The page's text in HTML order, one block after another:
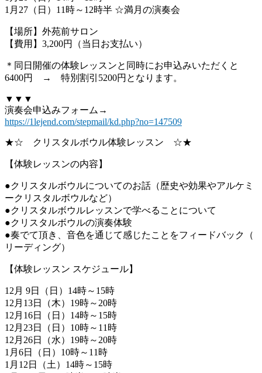
1月27（日）11時～12時半 ☆満月の演奏会
【場所】外苑前サロン
【費用】3,200円（当日お支払い）
＊同日開催の体験レッスンと同時にお申込みいただくと
6400円 → 特別割引5200円となります。
▼▼▼
演奏会申込みフォーム→
https://1lejend.com/stepmail/kd.php?no=147509
★☆ クリスタルボウル体験レッスン ☆★
【体験レッスンの内容】
●クリスタルボウルについてのお話（歴史や効果やアルケミ
ークリスタルボウルなど）
●クリスタルボウルレッスンで学べることについて
●クリスタルボウルの演奏体験
●奏でて頂き、音色を通じて感じたことをフィードバック（
リーディング）
【体験レッスン スケジュール】
12月 9日（日）14時～15時
12月13日（木）19時～20時
12月16日（日）14時～15時
12月23日（日）10時～11時
12月26日（水）19時～20時
1月6日（日）10時～11時
1月12日（土）14時～15時